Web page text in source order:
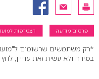
פרסום מודעה הצטרפות
*רק משתמשים שרשומים
במידה ולא עשית זאת עדיין,